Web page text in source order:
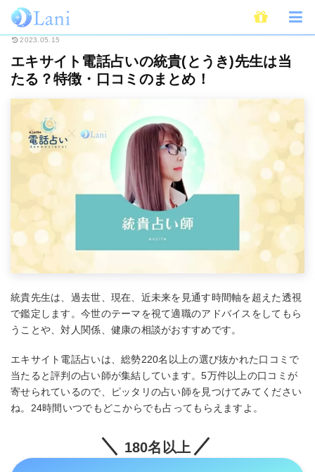
ホーム 電話占い エキサイト電話占いの統貴(とう
2023.05.15
エキサイト電話占いの統貴(とうき)先生は当
たる？特徴・口コミのまとめ！
統貴先生は、過去世、現在、近未来を見通す時間軸を超えた透視
で鑑定します。今世のテーマを視て適職のアドバイスをしてもら
うことや、対人関係、健康の相談がおすすめです。
エキサイト電話占いは、総勢220名以上の選び抜かれた口コミで
当たると評判の占い師が集結しています。5万件以上の口コミが
寄せられているので、ピッタリの占い師を見つけてみてください
ね。24時間いつでもどこからでも占ってもらえますよ。
180名以上